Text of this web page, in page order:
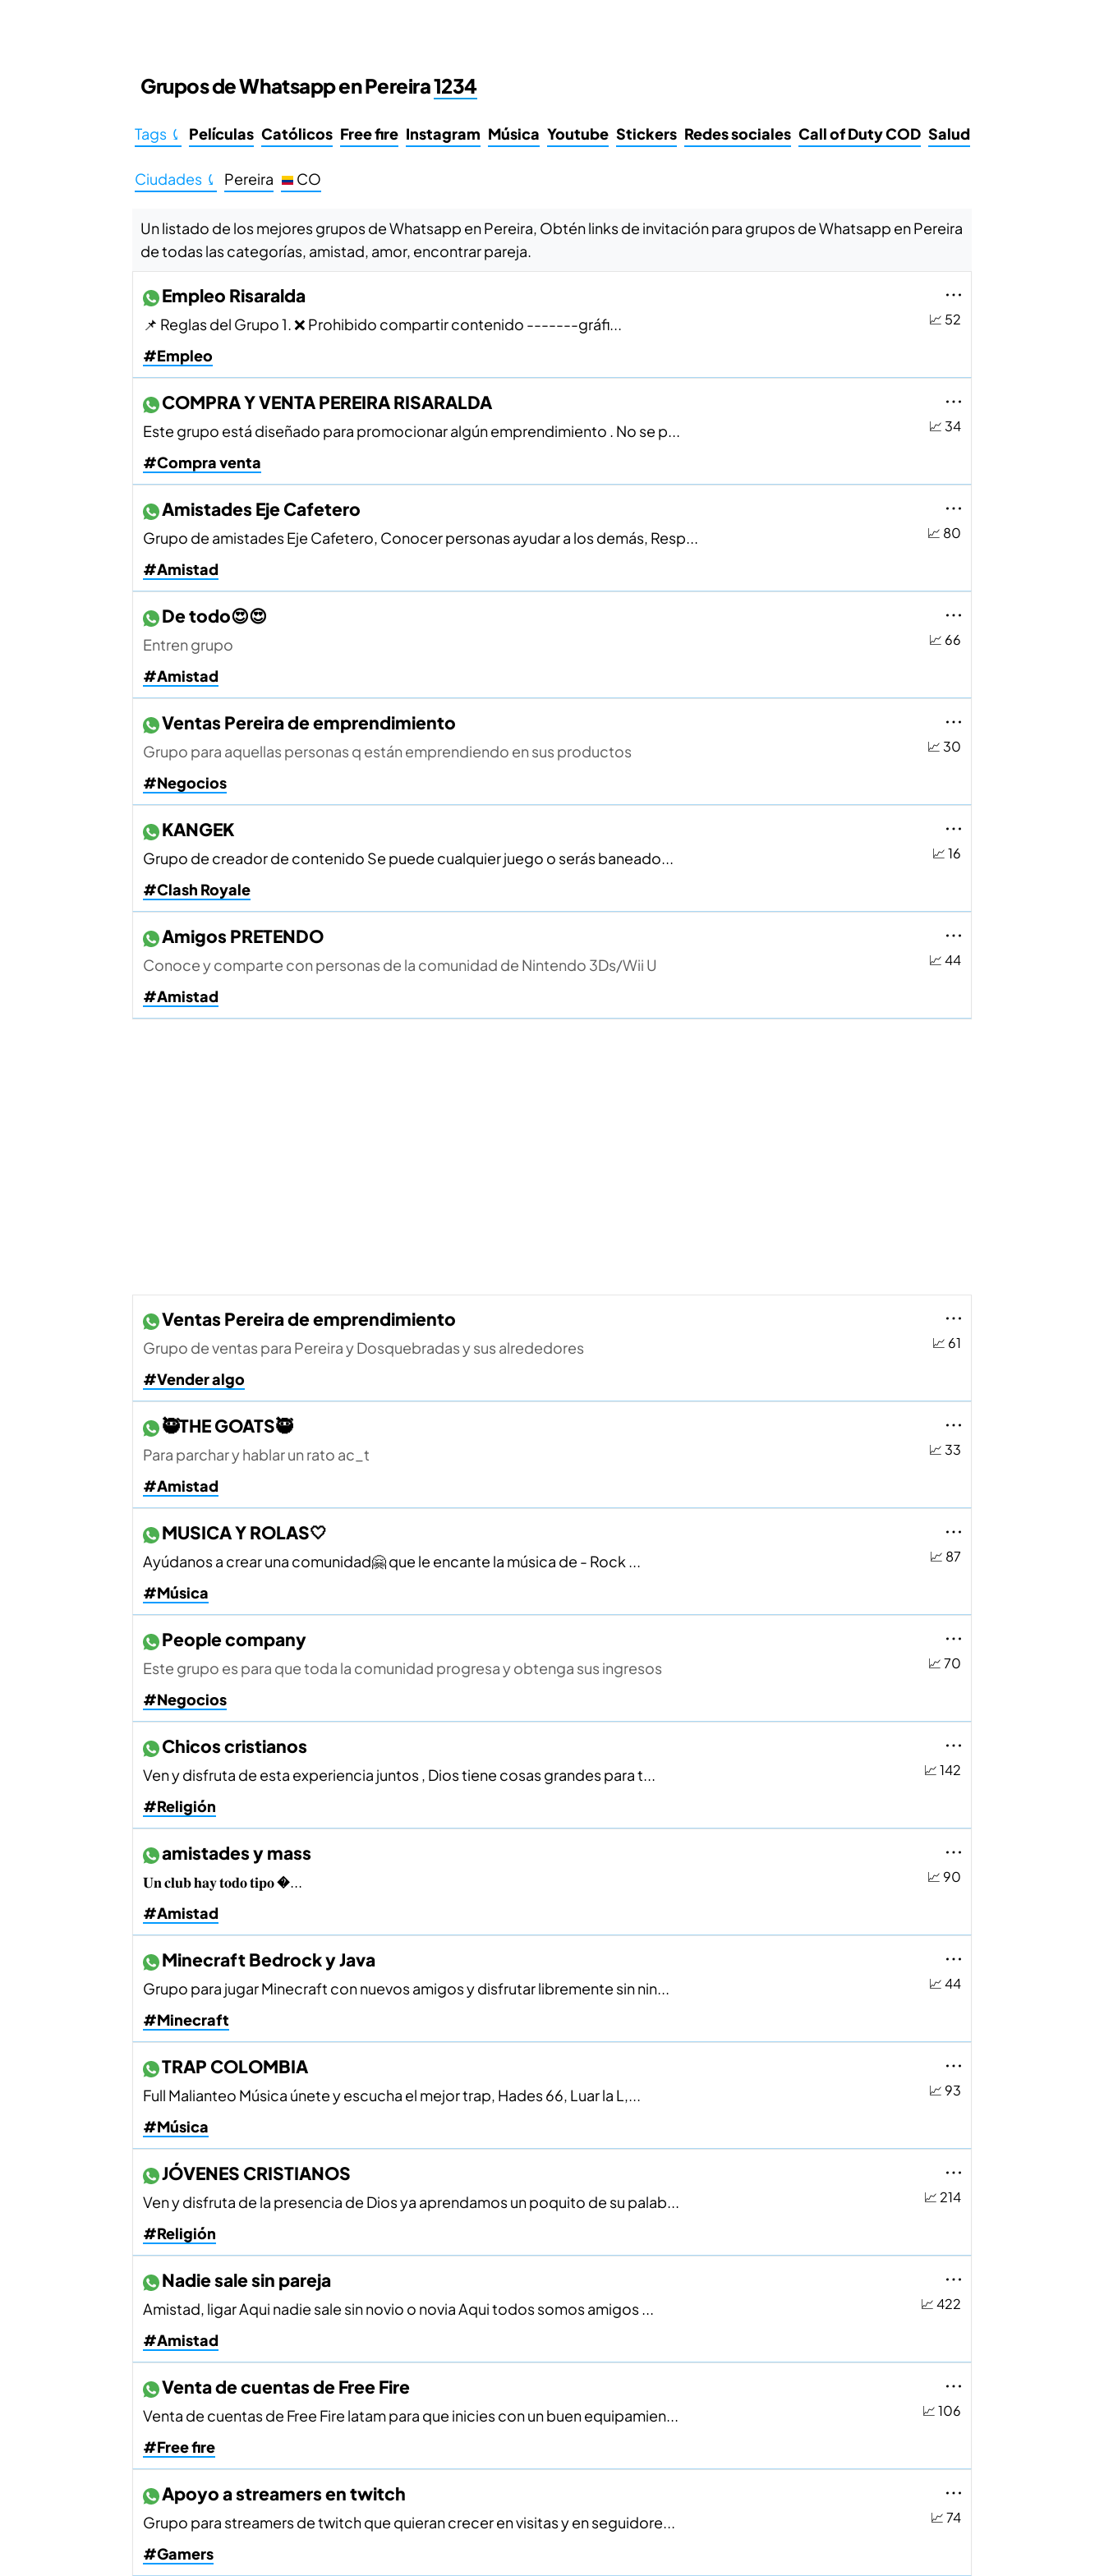
Grupos de Whatsapp en Pereira1234
Tags ⤹ Películas Católicos Free fire Instagram Música Youtube Stickers Redes sociales Call of Duty COD Salud
Ciudades ⤹ Pereira CO
Un listado de los mejores grupos de Whatsapp en Pereira, Obtén links de invitación para grupos de Whatsapp en Pereira
de todas las categorías, amistad, amor, encontrar pareja.
📈 52
Empleo Risaralda
📌 Reglas del Grupo 1. ❌ Prohibido compartir contenido -------gráfi...
#Empleo
📈 34
COMPRA Y VENTA PEREIRA RISARALDA
Este grupo está diseñado para promocionar algún emprendimiento . No se p...
#Compra venta
📈 80
Amistades Eje Cafetero
Grupo de amistades Eje Cafetero, Conocer personas ayudar a los demás, Resp...
#Amistad
📈 66
De todo😍😍
Entren grupo
#Amistad
📈 30
Ventas Pereira de emprendimiento
Grupo para aquellas personas q están emprendiendo en sus productos
#Negocios
📈 16
KANGEK
Grupo de creador de contenido Se puede cualquier juego o serás baneado...
#Clash Royale
📈 44
Amigos PRETENDO
Conoce y comparte con personas de la comunidad de Nintendo 3Ds/Wii U
#Amistad
📈 61
Ventas Pereira de emprendimiento
Grupo de ventas para Pereira y Dosquebradas y sus alrededores
#Vender algo
📈 33
🥷THE GOATS🥷
Para parchar y hablar un rato ac_t
#Amistad
📈 87
MUSICA Y ROLAS🤍
Ayúdanos a crear una comunidad🤗 que le encante la música de - Rock ...
#Música
📈 70
People company
Este grupo es para que toda la comunidad progresa y obtenga sus ingresos
#Negocios
📈 142
Chicos cristianos
Ven y disfruta de esta experiencia juntos , Dios tiene cosas grandes para t...
#Religión
📈 90
amistades y mass
𝐔𝐧 𝐜𝐥𝐮𝐛 𝐡𝐚𝐲 𝐭𝐨𝐝𝐨 𝐭𝐢𝐩𝐨 �...
#Amistad
📈 44
Minecraft Bedrock y Java
Grupo para jugar Minecraft con nuevos amigos y disfrutar libremente sin nin...
#Minecraft
📈 93
TRAP COLOMBIA
Full Malianteo Música únete y escucha el mejor trap, Hades 66, Luar la L,...
#Música
📈 214
JÓVENES CRISTIANOS
Ven y disfruta de la presencia de Dios ya aprendamos un poquito de su palab...
#Religión
📈 422
Nadie sale sin pareja
Amistad, ligar Aqui nadie sale sin novio o novia Aqui todos somos amigos ...
#Amistad
📈 106
Venta de cuentas de Free Fire
Venta de cuentas de Free Fire latam para que inicies con un buen equipamien...
#Free fire
📈 74
Apoyo a streamers en twitch
Grupo para streamers de twitch que quieran crecer en visitas y en seguidore...
#Gamers